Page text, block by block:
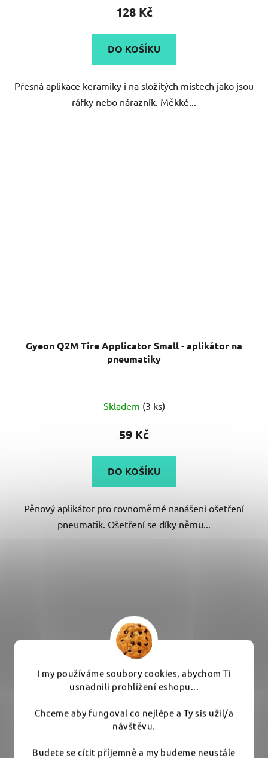
I my používáme soubory cookies, abychom Ti
usnadnili prohlížení eshopu...
Chceme aby fungoval co nejlépe a Ty sis užil/a
návštěvu.
Budete se cítit příjemně a my budeme neustále
128 Kč
DO KOŠÍKU
Přesná aplikace keramiky i na složitých místech jako jsou
ráfky nebo nárazník. Měkké...
Gyeon Q2M Tire Applicator Small - aplikátor na
pneumatiky
Skladem (3 ks)
59 Kč
DO KOŠÍKU
Pěnový aplikátor pro rovnoměrné nanášení ošetření
pneumatik. Ošetření se díky němu...